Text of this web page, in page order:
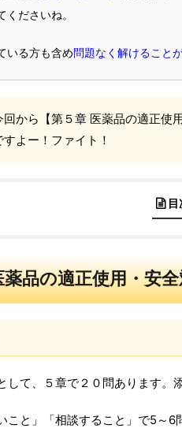
くださいね。
いる方も含め問題なく解けること
回から【第５章 医薬品の適正使
すよー！ファイト！
目
品の適正使用・安
して、５章で２０問あります。
こと」「相談すること」で5～